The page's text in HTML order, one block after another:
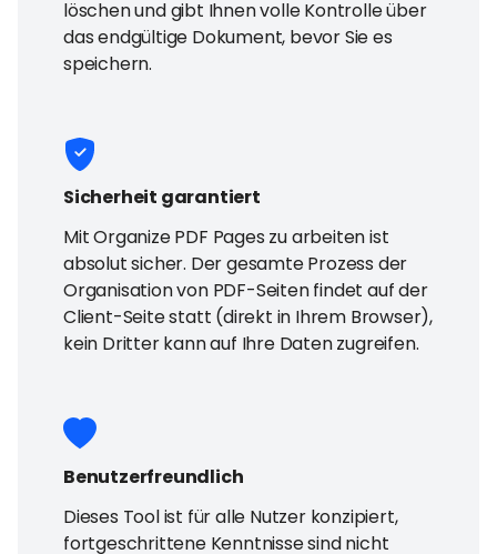
löschen und gibt Ihnen volle Kontrolle über
das endgültige Dokument, bevor Sie es
speichern.
Sicherheit garantiert
Mit Organize PDF Pages zu arbeiten ist
absolut sicher. Der gesamte Prozess der
Organisation von PDF-Seiten findet auf der
Client-Seite statt (direkt in Ihrem Browser),
kein Dritter kann auf Ihre Daten zugreifen.
Benutzerfreundlich
Dieses Tool ist für alle Nutzer konzipiert,
fortgeschrittene Kenntnisse sind nicht